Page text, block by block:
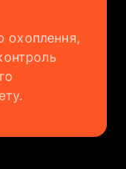
охоплення,